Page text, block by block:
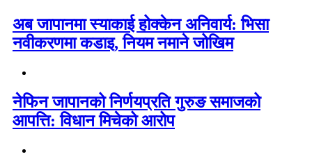
अब जापानमा स्याकाई होक्केन अनिवार्य: भिसा
नवीकरणमा कडाइ, नियम नमाने जोखिम
नेफिन जापानको निर्णयप्रति गुरुङ समाजको
आपत्ति: विधान मिचेको आरोप